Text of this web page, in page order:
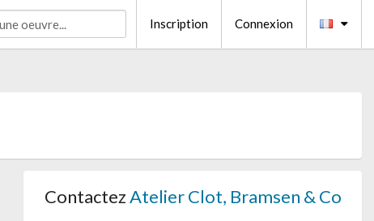
Inscription Connexion
ContactezAtelier Clot, Bramsen & Co